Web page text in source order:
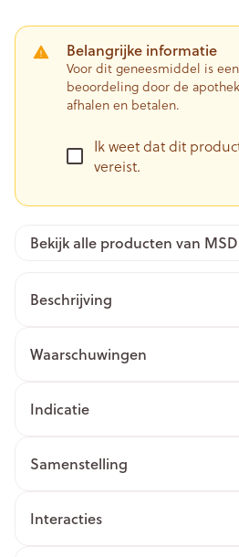
Belangrijke informatie
Voor dit geneesmiddel is
beoordeling door de
afhalen en betalen.
Ik weet dat dit
vereist.
Bekijk alle producten van MSD
Beschrijving
Waarschuwingen
Indicatie
Samenstelling
Interacties